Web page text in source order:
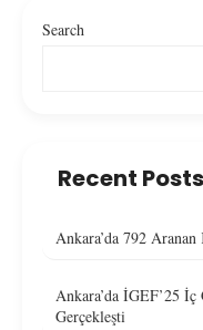
Search
Recent Posts
Ankara’da 792
Ankara’da İGEF’25
Gerçekleşti